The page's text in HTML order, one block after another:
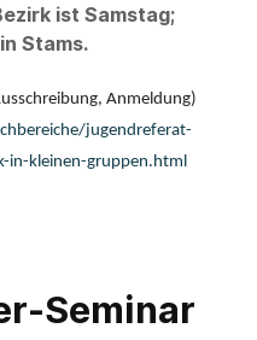
ist Samstag;
Stams.
Anmeldung)
jugendreferat-
in-kleinen-gruppen.html
Seminar